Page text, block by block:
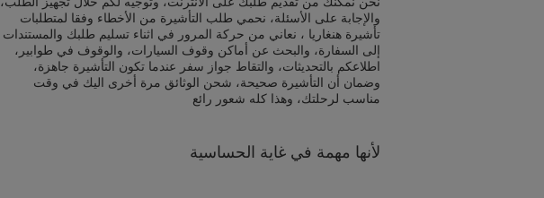
والإجابة على الأسئلة، نحمي طلب التأشيرة من الأخطاء وفقا لمتطلبات
تأشيرة هنغاريا ، نعاني من حركة المرور في اثناء تسليم طلبك والمستندات
إلى السفارة، والبحث عن أماكن وقوف السيارات، والوقوف في طوابير،
اطلاعكم بالتحديثات، والتقاط جواز سفر عندما تكون التأشيرة جاهزة،
وضمان أن التأشيرة صحيحة، شحن الوثائق مرة أخرى اليك في وقت
مناسب لرحلتك، وهذا كله شعور رائع
لأنها مهمة في غاية الحساسية